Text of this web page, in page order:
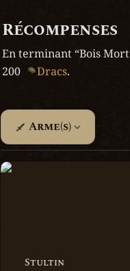
Récompenses
En terminant “Bois
200
Dracs.
Arme(s)
Stultin
Stultin